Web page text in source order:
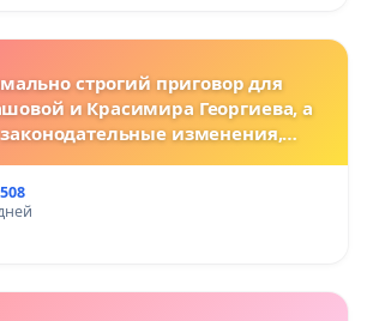
строгий приговор для
и Красимира Георгиева, а
изменения,
против животных!